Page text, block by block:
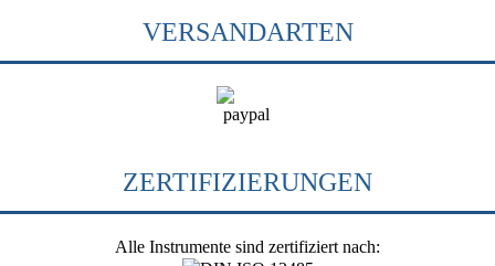
VERSANDARTEN
ZERTIFIZIERUNGEN
Alle Instrumente sind zertifiziert nach: